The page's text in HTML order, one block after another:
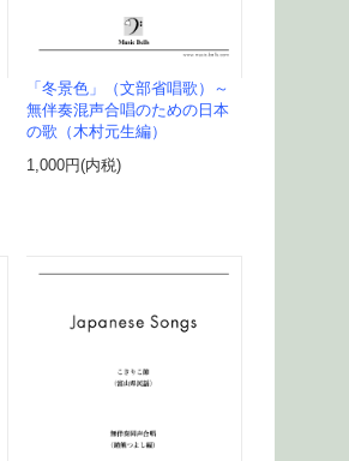
「冬景色」（文部省唱歌）～
無伴奏混声合唱のための日本
の歌（木村元生編）
1,000円(内税)